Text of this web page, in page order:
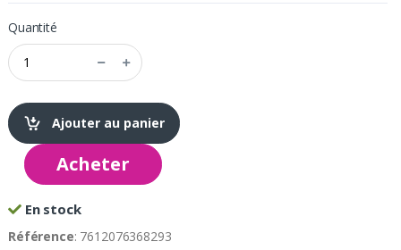
Quantité
Ajouter au panier
Acheter
En stock
Référence: 7612076368293